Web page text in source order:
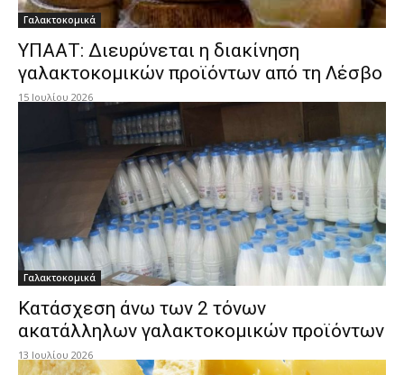
Γαλακτοκομικά
YΠΑΑΤ: Διευρύνεται η διακίνηση
γαλακτοκομικών προϊόντων από τη Λέσβο
15 Ιουλίου 2026
Γαλακτοκομικά
Κατάσχεση άνω των 2 τόνων
ακατάλληλων γαλακτοκομικών προϊόντων
13 Ιουλίου 2026